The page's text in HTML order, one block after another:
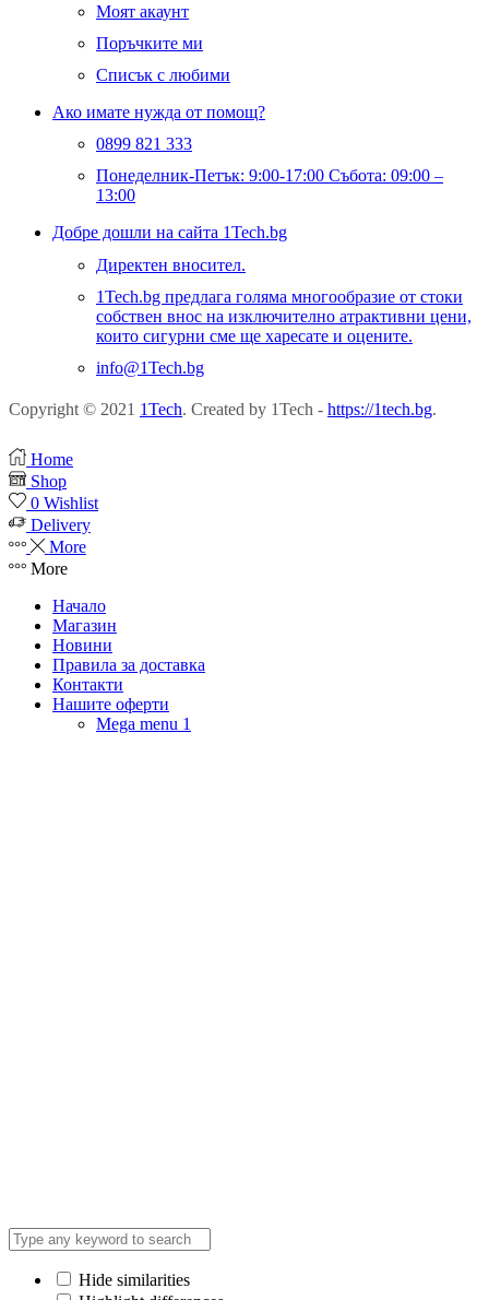
Моят акаунт
Поръчките ми
Списък с любими
Ако имате нужда от помощ?
0899 821 333
Понеделник-Петък: 9:00-17:00 Събота: 09:00 –
13:00
Добре дошли на сайта 1Tech.bg
Директен вносител.
1Tech.bg предлага голяма многообразие от стоки
собствен внос на изключително атрактивни цени,
които сигурни сме ще харесате и оцените.
info@1Tech.bg
Copyright © 2021 1Tech. Created by 1Tech - https://1tech.bg.
Home
Shop
0 Wishlist
Delivery
More
More
Начало
Магазин
Новини
Правила за доставка
Контакти
Нашите оферти
Mega menu 1
Hide similarities